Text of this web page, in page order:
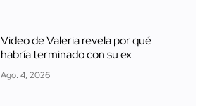
Video de Valeria revela por qué
habría terminado con su ex
Ago. 4, 2026